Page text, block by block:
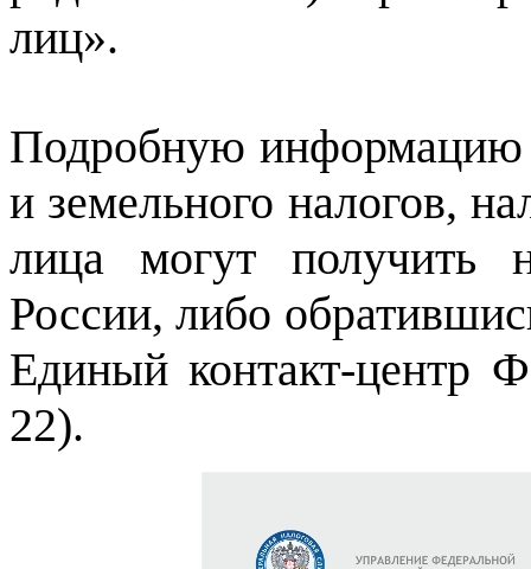
лиц».
Подробную информацию
и земельного налогов,
лица могут
России, либо
Единый контакт-центр
22).